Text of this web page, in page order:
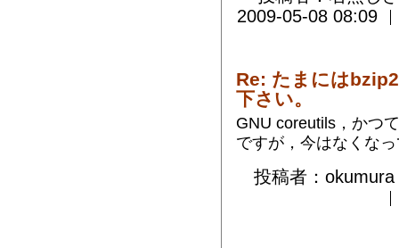
2009-05-08 08:09
Re: たまには
下さい。
GNU coreutils，かつ
ですが，今はなくな
投稿者：